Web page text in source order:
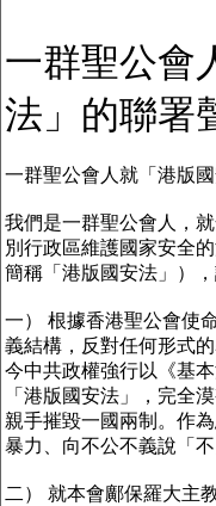
一群聖公會
法」的聯署
一群聖公會人就「港版
我們是一群聖公會人，
別行政區維護國家安全
簡稱「港版國安法」）
一） 根據香港聖公會使
義結構，反對任何形式
今中共政權強行以《基
「港版國安法」，完全
親手摧毀一國兩制。作
暴力、向不公不義說「不
二） 就本會鄺保羅大主